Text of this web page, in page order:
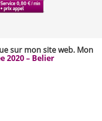
sur mon site web. Mon
2020 – Belier